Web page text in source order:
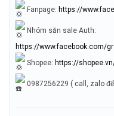
Fanpage: https://
Nhóm săn sale Auth:
https://www.facebook.com/
Shopee: https://
0987256229 ( call, zalo